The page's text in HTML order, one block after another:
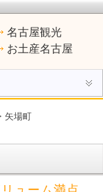
名古屋観光
お土産名古屋
矢場町